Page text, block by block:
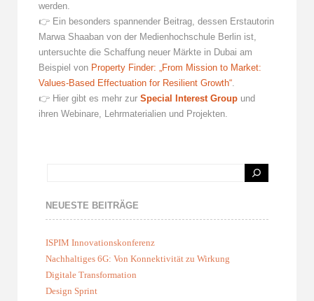
werden.
👉 Ein besonders spannender Beitrag, dessen Erstautorin
Marwa Shaaban von der Medienhochschule Berlin ist,
untersuchte die Schaffung neuer Märkte in Dubai am
Beispiel von Property Finder: „From Mission to Market:
Values-Based Effectuation for Resilient Growth“.
👉 Hier gibt es mehr zur Special Interest Group und
ihren Webinare, Lehrmaterialien und Projekten.
NEUESTE BEITRÄGE
ISPIM Innovationskonferenz
Nachhaltiges 6G: Von Konnektivität zu Wirkung
Digitale Transformation
Design Sprint